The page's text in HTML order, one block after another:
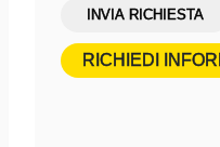
Invia
richiesta
di
INVIA RICHIESTA
RICHIEDI